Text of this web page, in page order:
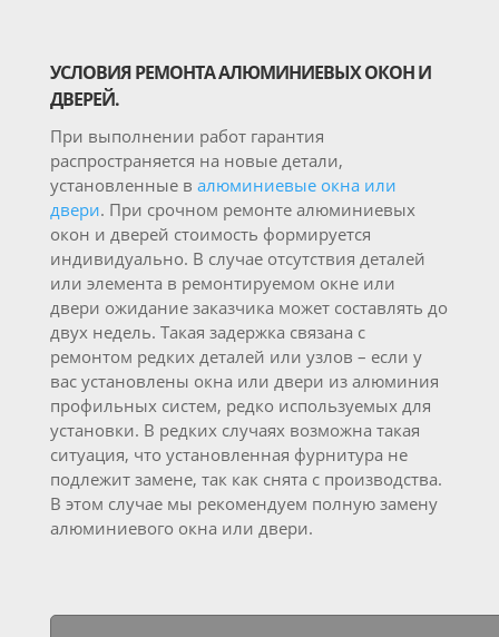
УСЛОВИЯ РЕМОНТА АЛЮМИНИЕВЫХ ОКОН И
ДВЕРЕЙ.
При выполнении работ гарантия
распространяется на новые детали,
установленные в алюминиевые окна или
двери. При срочном ремонте алюминиевых
окон и дверей стоимость формируется
индивидуально. В случае отсутствия деталей
или элемента в ремонтируемом окне или
двери ожидание заказчика может составлять до
двух недель. Такая задержка связана с
ремонтом редких деталей или узлов – если у
вас установлены окна или двери из алюминия
профильных систем, редко используемых для
установки. В редких случаях возможна такая
ситуация, что установленная фурнитура не
подлежит замене, так как снята с производства.
В этом случае мы рекомендуем полную замену
алюминиевого окна или двери.